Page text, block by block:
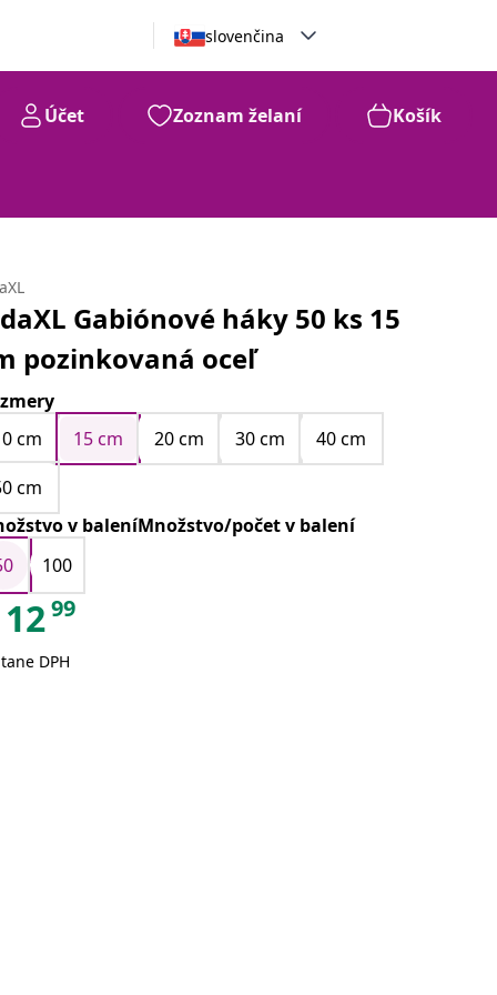
slovenčina
Účet Zoznam želaní Košík
Gabiónové háky 50 ks 15
pozinkovaná oceľ
cm
15 cm 20 cm 30 cm
40 cm
cm
v baleníMnožstvo/počet v balení
100
1299
DPH